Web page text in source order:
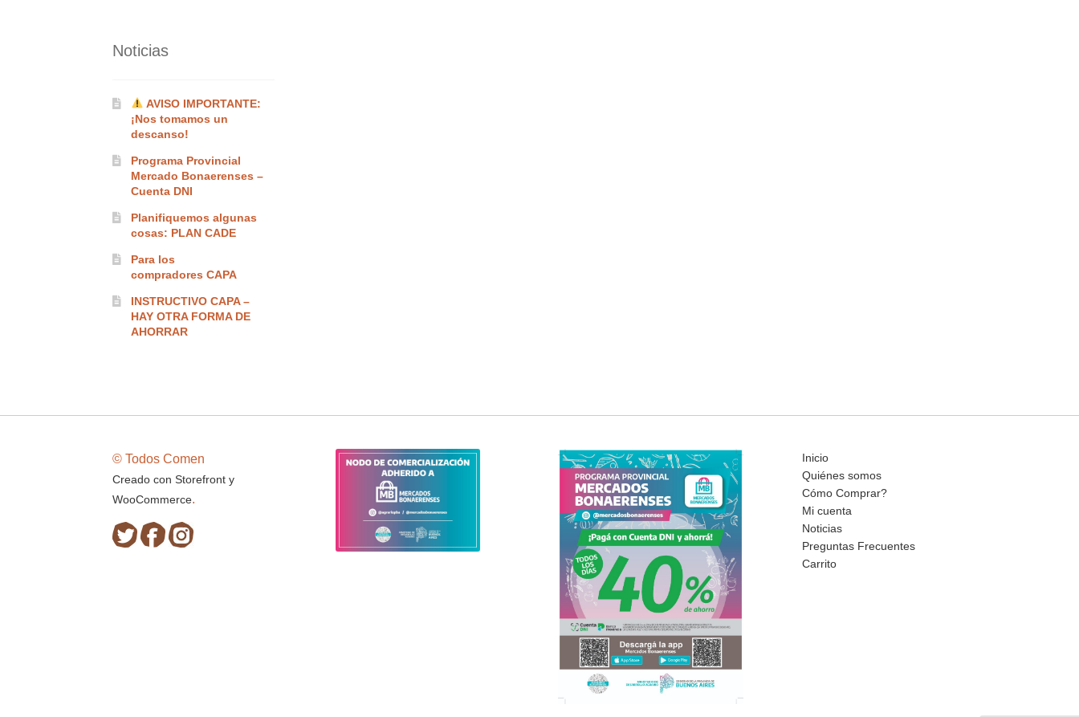
Noticias
AVISO IMPORTANTE:
¡Nos tomamos un
descanso!
Programa Provincial
Mercado Bonaerenses –
Cuenta DNI
Planifiquemos algunas
cosas: PLAN CADE
Para los
compradores CAPA
INSTRUCTIVO CAPA –
HAY OTRA FORMA DE
AHORRAR
© Todos Comen
Creado con Storefront y
WooCommerce.
Inicio
Quiénes somos
Cómo Comprar?
Mi cuenta
Noticias
Preguntas Frecuentes
Carrito